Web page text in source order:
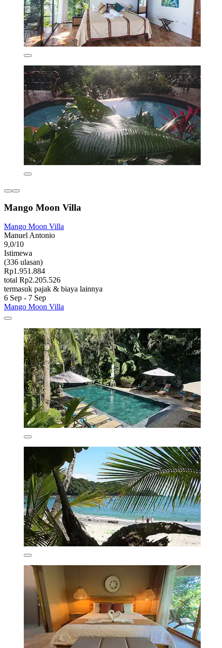
Mango Moon Villa
Mango Moon Villa
Manuel Antonio
9,0/10
Istimewa
(336 ulasan)
Rp1.951.884
total Rp2.205.526
termasuk pajak & biaya lainnya
6 Sep - 7 Sep
Mango Moon Villa